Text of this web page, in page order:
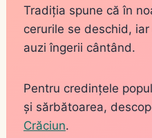
Tradiția spune că în
cerurile se deschid,
auzi îngerii cântând.
Pentru credințele
și sărbătoarea,
Crăciun.